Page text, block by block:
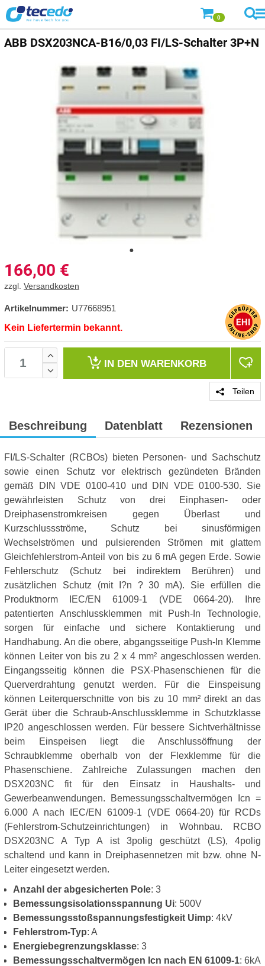
0
ABB DSX203NCA-B16/0,03 FI/LS-Schalter 3P+N
166,00 €
zzgl. Versandkosten
Artikelnummer: U77668951
Kein Liefertermin bekannt.
IN DEN WARENKORB
Teilen
Beschreibung Datenblatt Rezensionen
FI/LS-Schalter (RCBOs) bieten Personen- und Sachschutz
sowie einen Schutz vor elektrisch gezündeten Bränden
gemäß DIN VDE 0100-410 und DIN VDE 0100-530. Sie
gewährleisten Schutz von drei Einphasen- oder
Dreiphasenstromkreisen gegen Überlast und
Kurzschlussströme, Schutz bei sinusförmigen
Wechselströmen und pulsierenden Strömen mit glattem
Gleichfehlerstrom-Anteil von bis zu 6 mA gegen Erde. Sowie
Fehlerschutz (Schutz bei indirektem Berühren) und
zusätzlichen Schutz (mit I?n ? 30 mA). Sie erfüllen die
Produktnorm IEC/EN 61009-1 (VDE 0664-20). Ihre
patentierten Anschlussklemmen mit Push-In Technologie,
sorgen für einfache und sichere Kontaktierung und
Handhabung. An die obere, abgangsseitige Push-In Klemme
können Leiter von bis zu 2 x 4 mm² angeschlossen werden.
Eingangsseitig können die PSX-Phasenschienen für die
Querverdrahtung genutzt werden. Für die Einspeisung
können Leiterquerschnitte von bis zu 10 mm² direkt an das
Gerät über die Schraub-Anschlussklemme in Schutzklasse
IP20 angeschlossen werden. Für bessere Sichtverhältnisse
beim Einspeisen liegt die Anschlussöffnung der
Schraubklemme oberhalb von der Flexklemme für die
Phasenschiene. Zahlreiche Zulassungen machen den
DSX203NC fit für den Einsatz in Haushalts- und
Gewerbeanwendungen. Bemessungsschaltvermögen Icn =
6.000 A nach IEC/EN 61009-1 (VDE 0664-20) für RCDs
(Fehlerstrom-Schutzeinrichtungen) in Wohnbau. RCBO
DSX203NC A Typ A ist 3polig geschützt (LS), 4polig
schaltend und kann in Dreiphasennetzen mit bzw. ohne N-
Leiter eingesetzt werden.
Anzahl der abgesicherten Pole: 3
Bemessungsisolationsspannung Ui: 500V
Bemessungsstoßspannungsfestigkeit Uimp: 4kV
Fehlerstrom-Typ: A
Energiebegrenzungsklasse: 3
Bemessungsschaltvermögen Icn nach EN 61009-1: 6kA